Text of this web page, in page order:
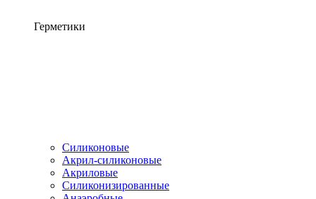
Герметики
Силиконовые
Акрил-силиконовые
Акриловые
Силиконизированные